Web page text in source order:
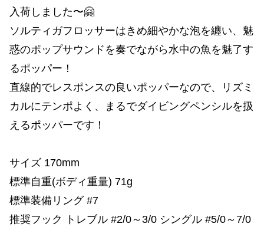
入荷しました〜🤗
ソルティガフロッサーはきめ細やかな泡を纏い、魅
惑のポップサウンドを奏でながら水中の魚を魅了す
るポッパー！
直線的でレスポンスの良いポッパーなので、リズミ
カルにテンポよく、まるでダイビングペンシルを扱
えるポッパーです！
サイズ 170mm
標準自重(ボディ重量) 71g
標準装備リング #7
推奨フック トレブル #2/0～3/0 シングル #5/0～7/0